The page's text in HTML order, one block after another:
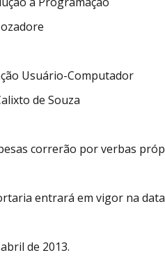
Usuário-Computador
de Souza
correrão por verbas
entrará em vigor na
de 2013.